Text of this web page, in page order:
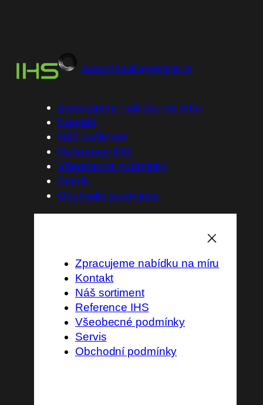
na
obsah
www.ivt-heatingsystems.cz
Zpracujeme nabídku na míru
Kontakt
Náš sortiment
Reference IHS
Všeobecné podmínky
Servis
Obchodní podmínky
Zpracujeme nabídku na míru
Kontakt
Náš sortiment
Reference IHS
Všeobecné podmínky
Servis
Obchodní podmínky